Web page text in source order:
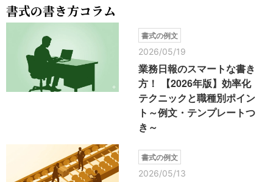
書式の書き方コラム
書式の例文
2026/05/19
業務日報のスマートな書き
方！ 【2026年版】効率化
テクニックと職種別ポイン
ト～例文・テンプレートつ
き～
書式の例文
2026/05/13